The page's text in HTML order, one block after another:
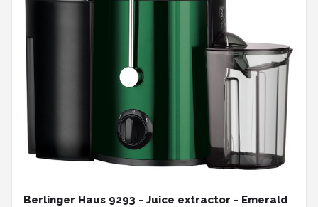
Berlinger Haus 9293 - Juice extractor - Emerald